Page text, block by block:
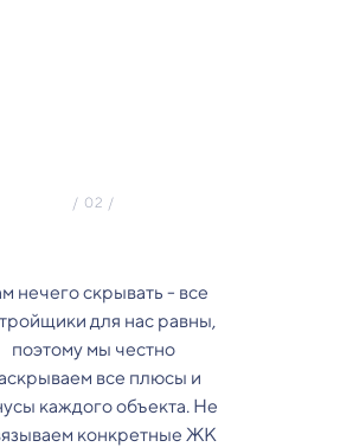
нечего скрывать - все
для нас равны,
поэтому мы честно
все плюсы и
каждого объекта. Не
конкретные ЖК